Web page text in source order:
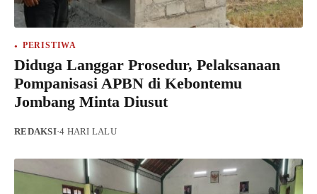
PERISTIWA
Diduga Langgar Prosedur, Pelaksanaan
Pompanisasi APBN di Kebontemu
Jombang Minta Diusut
REDAKSI·4 HARI LALU